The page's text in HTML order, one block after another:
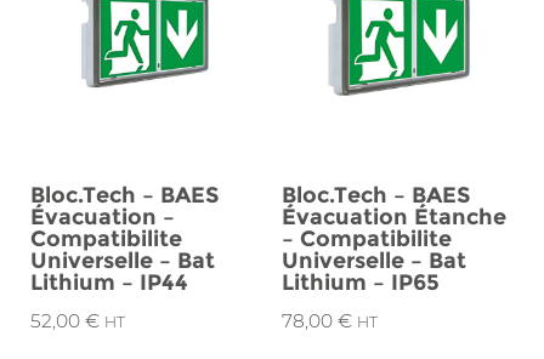
Bloc.Tech – BAES
Évacuation –
Compatibilite
Universelle – Bat
Lithium – IP44
52,00 € HT
Bloc.Tech – BAES
Évacuation Étanche
– Compatibilite
Universelle – Bat
Lithium – IP65
78,00 € HT